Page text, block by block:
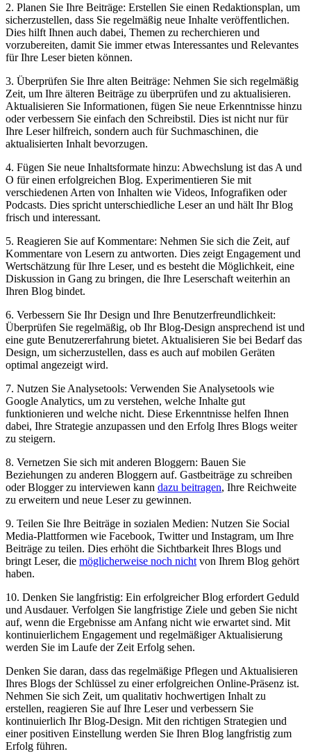
2. Planen Sie Ihre Beiträge: Erstellen Sie einen Redaktionsplan, um
sicherzustellen, dass Sie regelmäßig neue Inhalte veröffentlichen.
Dies hilft Ihnen auch dabei, Themen zu recherchieren und
vorzubereiten, damit Sie immer etwas Interessantes und Relevantes
für Ihre Leser bieten können.
3. Überprüfen Sie Ihre alten Beiträge: Nehmen Sie sich regelmäßig
Zeit, um Ihre älteren Beiträge zu überprüfen und zu aktualisieren.
Aktualisieren Sie Informationen, fügen Sie neue Erkenntnisse hinzu
oder verbessern Sie einfach den Schreibstil. Dies ist nicht nur für
Ihre Leser hilfreich, sondern auch für Suchmaschinen, die
aktualisierten Inhalt bevorzugen.
4. Fügen Sie neue Inhaltsformate hinzu: Abwechslung ist das A und
O für einen erfolgreichen Blog. Experimentieren Sie mit
verschiedenen Arten von Inhalten wie Videos, Infografiken oder
Podcasts. Dies spricht unterschiedliche Leser an und hält Ihr Blog
frisch und interessant.
5. Reagieren Sie auf Kommentare: Nehmen Sie sich die Zeit, auf
Kommentare von Lesern zu antworten. Dies zeigt Engagement und
Wertschätzung für Ihre Leser, und es besteht die Möglichkeit, eine
Diskussion in Gang zu bringen, die Ihre Leserschaft weiterhin an
Ihren Blog bindet.
6. Verbessern Sie Ihr Design und Ihre Benutzerfreundlichkeit:
Überprüfen Sie regelmäßig, ob Ihr Blog-Design ansprechend ist und
eine gute Benutzererfahrung bietet. Aktualisieren Sie bei Bedarf das
Design, um sicherzustellen, dass es auch auf mobilen Geräten
optimal angezeigt wird.
7. Nutzen Sie Analysetools: Verwenden Sie Analysetools wie
Google Analytics, um zu verstehen, welche Inhalte gut
funktionieren und welche nicht. Diese Erkenntnisse helfen Ihnen
dabei, Ihre Strategie anzupassen und den Erfolg Ihres Blogs weiter
zu steigern.
8. Vernetzen Sie sich mit anderen Bloggern: Bauen Sie
Beziehungen zu anderen Bloggern auf. Gastbeiträge zu schreiben
oder Blogger zu interviewen kann dazu beitragen, Ihre Reichweite
zu erweitern und neue Leser zu gewinnen.
9. Teilen Sie Ihre Beiträge in sozialen Medien: Nutzen Sie Social
Media-Plattformen wie Facebook, Twitter und Instagram, um Ihre
Beiträge zu teilen. Dies erhöht die Sichtbarkeit Ihres Blogs und
bringt Leser, die möglicherweise noch nicht von Ihrem Blog gehört
haben.
10. Denken Sie langfristig: Ein erfolgreicher Blog erfordert Geduld
und Ausdauer. Verfolgen Sie langfristige Ziele und geben Sie nicht
auf, wenn die Ergebnisse am Anfang nicht wie erwartet sind. Mit
kontinuierlichem Engagement und regelmäßiger Aktualisierung
werden Sie im Laufe der Zeit Erfolg sehen.
Denken Sie daran, dass das regelmäßige Pflegen und Aktualisieren
Ihres Blogs der Schlüssel zu einer erfolgreichen Online-Präsenz ist.
Nehmen Sie sich Zeit, um qualitativ hochwertigen Inhalt zu
erstellen, reagieren Sie auf Ihre Leser und verbessern Sie
kontinuierlich Ihr Blog-Design. Mit den richtigen Strategien und
einer positiven Einstellung werden Sie Ihren Blog langfristig zum
Erfolg führen.